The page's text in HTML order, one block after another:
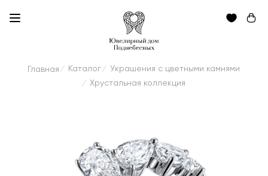
Главная / Каталог / Украшения с цветными камнями
/ Хрустальная коллекция